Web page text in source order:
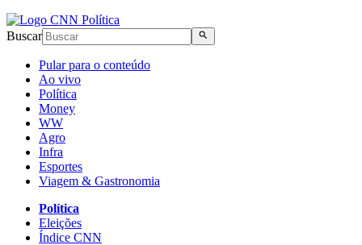
Buscar
Pular para o conteúdo
Ao vivo
Política
Money
WW
Agro
Infra
Esportes
Viagem & Gastronomia
Política
Eleições
Índice CNN